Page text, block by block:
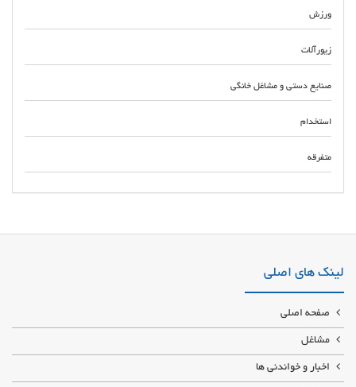
ورزش
زیورآلات
صنایع دستی و مشاغل خانگی
استخدام
متفرقه
پرس اتومات و دستی،بلوکر و دیگ بخار پلاستوفوم نصب و راه اندازی خط کامل
لینک های اصلی
صفحه اصلی
مشاغل
اخبار و خواندنی ها